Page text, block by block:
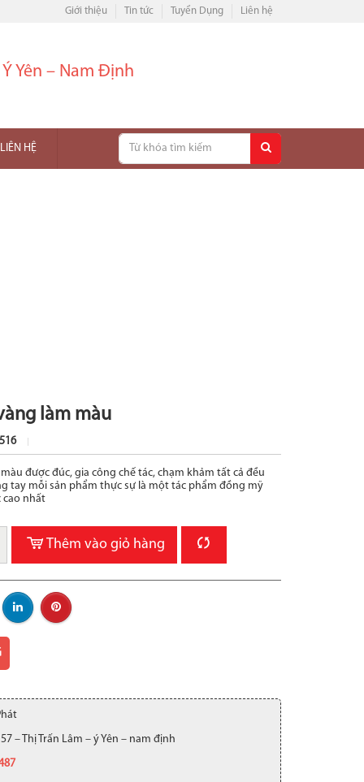
Giới thiệu Tin tức Tuyển Dụng Liên hệ
Yên – Nam Định
LIÊN HỆ
làm màu
được đúc, gia công chế tác, chạm khảm tất cả đều
tay mỗi sản phẩm thực sự là một tác phẩm đồng mỹ
cao nhất
Thêm vào giỏ hàng
– Thị Trấn Lâm – ý Yên – nam định